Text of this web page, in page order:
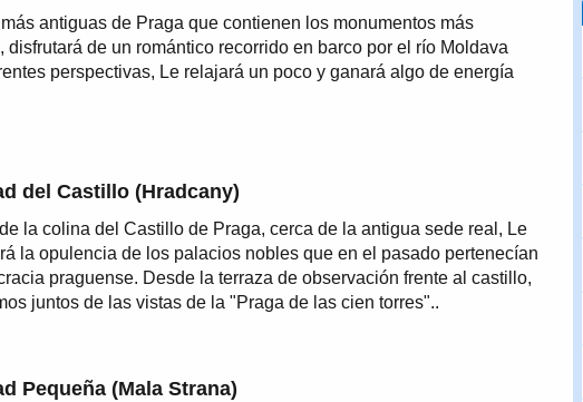
antiguas de Praga que contienen los monumentos más
de un romántico recorrido en barco por el río Moldava
perspectivas, Le relajará un poco y ganará algo de energía
del Castillo (Hradcany)
la colina del Castillo de Praga, cerca de la antigua sede real, Le
la opulencia de los palacios nobles que en el pasado pertenecían
praguense. Desde la terraza de observación frente al castillo,
juntos de las vistas de la "Praga de las cien torres"..
Pequeña (Mala Strana)